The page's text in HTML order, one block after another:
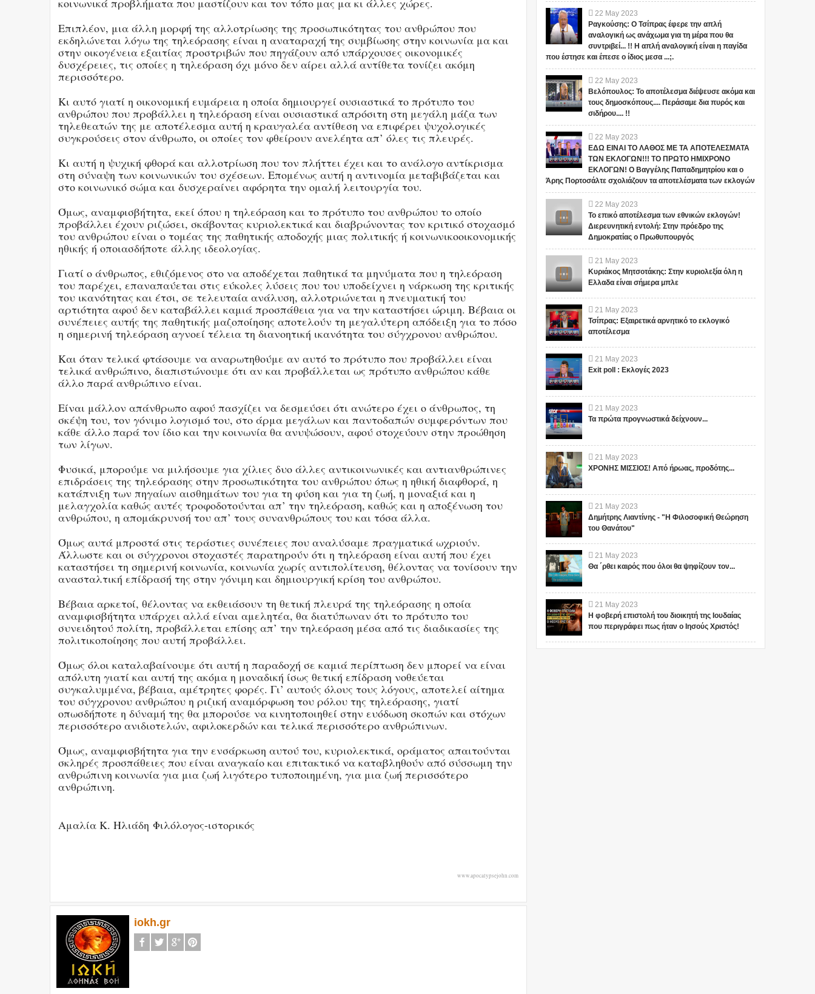
κοινωνικά προβλήματα που μαστίζουν και τον τόπο μας μα κι άλλες χώρες.
Επιπλέον, μια άλλη μορφή της αλλοτρίωσης της προσωπικότητας του ανθρώπου που
εκδηλώνεται λόγω της τηλεόρασης είναι η αναταραχή της συμβίωσης στην κοινωνία μα και
στην οικογένεια εξαιτίας προστριβών που πηγάζουν από υπάρχουσες οικονομικές
δυσχέρειες, τις οποίες η τηλεόραση όχι μόνο δεν αίρει αλλά αντίθετα τονίζει ακόμη
περισσότερο.
Κι αυτό γιατί η οικονομική ευμάρεια η οποία δημιουργεί ουσιαστικά το πρότυπο του
ανθρώπου που προβάλλει η τηλεόραση είναι ουσιαστικά απρόσιτη στη μεγάλη μάζα των
τηλεθεατών της με αποτέλεσμα αυτή η κραυγαλέα αντίθεση να επιφέρει ψυχολογικές
συγκρούσεις στον άνθρωπο, οι οποίες τον φθείρουν ανελέητα απ’ όλες τις πλευρές.
Κι αυτή η ψυχική φθορά και αλλοτρίωση που τον πλήττει έχει και το ανάλογο αντίκρισμα
στη σύναψη των κοινωνικών του σχέσεων. Επομένως αυτή η αντινομία μεταβιβάζεται και
στο κοινωνικό σώμα και δυσχεραίνει αφόρητα την ομαλή λειτουργία του.
Όμως, αναμφισβήτητα, εκεί όπου η τηλεόραση και το πρότυπο του ανθρώπου το οποίο
προβάλλει έχουν ριζώσει, σκάβοντας κυριολεκτικά και διαβρώνοντας τον κριτικό στοχασμό
του ανθρώπου είναι ο τομέας της παθητικής αποδοχής μιας πολιτικής ή κοινωνικοοικονομικής
ηθικής ή οποιασδήποτε άλλης ιδεολογίας.
Γιατί ο άνθρωπος, εθιζόμενος στο να αποδέχεται παθητικά τα μηνύματα που η τηλεόραση
του παρέχει, επαναπαύεται στις εύκολες λύσεις που του υποδείχνει η νάρκωση της κριτικής
του ικανότητας και έτσι, σε τελευταία ανάλυση, αλλοτριώνεται η πνευματική του
αρτιότητα αφού δεν καταβάλλει καμιά προσπάθεια για να την καταστήσει ώριμη. Βέβαια οι
συνέπειες αυτής της παθητικής μαζοποίησης αποτελούν τη μεγαλύτερη απόδειξη για το πόσο
η σημερινή τηλεόραση αγνοεί τέλεια τη διανοητική ικανότητα του σύγχρονου ανθρώπου.
Και όταν τελικά φτάσουμε να αναρωτηθούμε αν αυτό το πρότυπο που προβάλλει είναι
τελικά ανθρώπινο, διαπιστώνουμε ότι αν και προβάλλεται ως πρότυπο ανθρώπου κάθε
άλλο παρά ανθρώπινο είναι.
Είναι μάλλον απάνθρωπο αφού πασχίζει να δεσμεύσει ότι ανώτερο έχει ο άνθρωπος, τη
σκέψη του, τον γόνιμο λογισμό του, στο άρμα μεγάλων και παντοδαπών συμφερόντων που
κάθε άλλο παρά τον ίδιο και την κοινωνία θα ανυψώσουν, αφού στοχεύουν στην προώθηση
των λίγων.
Φυσικά, μπορούμε να μιλήσουμε για χίλιες δυο άλλες αντικοινωνικές και αντιανθρώπινες
επιδράσεις της τηλεόρασης στην προσωπικότητα του ανθρώπου όπως η ηθική διαφθορά, η
κατάπνιξη των πηγαίων αισθημάτων του για τη φύση και για τη ζωή, η μοναξιά και η
μελαγχολία καθώς αυτές τροφοδοτούνται απ’ την τηλεόραση, καθώς και η αποξένωση του
ανθρώπου, η απομάκρυνσή του απ’ τους συνανθρώπους του και τόσα άλλα.
Όμως αυτά μπροστά στις τεράστιες συνέπειες που αναλύσαμε πραγματικά ωχριούν.
Άλλωστε και οι σύγχρονοι στοχαστές παρατηρούν ότι η τηλεόραση είναι αυτή που έχει
καταστήσει τη σημερινή κοινωνία, κοινωνία χωρίς αντιπολίτευση, θέλοντας να τονίσουν την
ανασταλτική επίδρασή της στην γόνιμη και δημιουργική κρίση του ανθρώπου.
Βέβαια αρκετοί, θέλοντας να εκθειάσουν τη θετική πλευρά της τηλεόρασης η οποία
αναμφισβήτητα υπάρχει αλλά είναι αμελητέα, θα διατύπωναν ότι το πρότυπο του
συνειδητού πολίτη, προβάλλεται επίσης απ’ την τηλεόραση μέσα από τις διαδικασίες της
πολιτικοποίησης που αυτή προβάλλει.
Όμως όλοι καταλαβαίνουμε ότι αυτή η παραδοχή σε καμιά περίπτωση δεν μπορεί να είναι
απόλυτη γιατί και αυτή της ακόμα η μοναδική ίσως θετική επίδραση νοθεύεται
συγκαλυμμένα, βέβαια, αμέτρητες φορές. Γι’ αυτούς όλους τους λόγους, αποτελεί αίτημα
του σύγχρονου ανθρώπου η ριζική αναμόρφωση του ρόλου της τηλεόρασης, γιατί
οπωσδήποτε η δύναμή της θα μπορούσε να κινητοποιηθεί στην ευόδωση σκοπών και στόχων
περισσότερο ανιδιοτελών, αφιλοκερδών και τελικά περισσότερο ανθρώπινων.
Όμως, αναμφισβήτητα για την ενσάρκωση αυτού του, κυριολεκτικά, οράματος απαιτούνται
σκληρές προσπάθειες που είναι αναγκαίο και επιτακτικό να καταβληθούν από σύσσωμη την
ανθρώπινη κοινωνία για μια ζωή λιγότερο τυποποιημένη, για μια ζωή περισσότερο
ανθρώπινη.
Αμαλία Κ. Ηλιάδη Φιλόλογος-ιστορικός
www.apocalypsejohn.com
iokh.gr
22 May 2023
Ραγκούσης: Ο Τσίπρας έφερε την απλή
αναλογική ως ανάχωμα για τη μέρα που θα
συντριβεί... !! Η απλή αναλογική είναι η παγίδα
που έστησε και έπεσε ο ίδιος μεσα ...;.
22 May 2023
Βελόπουλος: Το αποτέλεσμα διέψευσε ακόμα και
τους δημοσκόπους.... Περάσαμε δια πυρός και
σιδήρου.... !!
22 May 2023
ΕΔΩ ΕΙΝΑΙ ΤΟ ΛΑΘΟΣ ΜΕ ΤΑ ΑΠΟΤΕΛΕΣΜΑΤΑ
ΤΩΝ ΕΚΛΟΓΩΝ!!! ΤΟ ΠΡΩΤΟ ΗΜΙΧΡΟΝΟ
ΕΚΛΟΓΩΝ! Ο Βαγγέλης Παπαδημητρίου και ο
Άρης Πορτοσάλτε σχολιάζουν τα αποτελέσματα των εκλογών
22 May 2023
Το επικό αποτέλεσμα των εθνικών εκλογών!
Διερευνητική εντολή: Στην πρόεδρο της
Δημοκρατίας ο Πρωθυπουργός
21 May 2023
Κυριάκος Μητσοτάκης: Στην κυριολεξία όλη η
Ελλαδα είναι σήμερα μπλε
21 May 2023
Τσίπρας: Εξαιρετικά αρνητικό το εκλογικό
αποτέλεσμα
21 May 2023
Exit poll : Εκλογές 2023
21 May 2023
Τα πρώτα προγνωστικά δείχνουν...
21 May 2023
ΧΡΟΝΗΣ ΜΙΣΣΙΟΣ! Από ήρωας, προδότης...
21 May 2023
Δημήτρης Λιαντίνης - "Η Φιλοσοφική Θεώρηση
του Θανάτου"
21 May 2023
Θα ΄ρθει καιρός που όλοι θα ψηφίζουν τον...
21 May 2023
Η φοβερή επιστολή του διοικητή της Ιουδαίας
που περιγράφει πως ήταν ο Ιησούς Χριστός!